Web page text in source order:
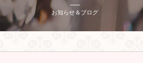
お知らせ＆ブログ